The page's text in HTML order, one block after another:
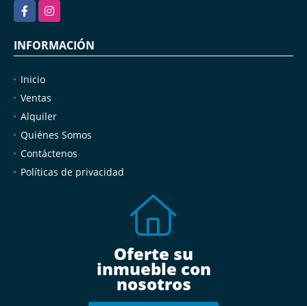
FacebookInstagram
INFORMACIÓN
Inicio
Ventas
Alquiler
Quiénes Somos
Contáctenos
Políticas de privacidad
Oferte su
inmueble con
nosotros